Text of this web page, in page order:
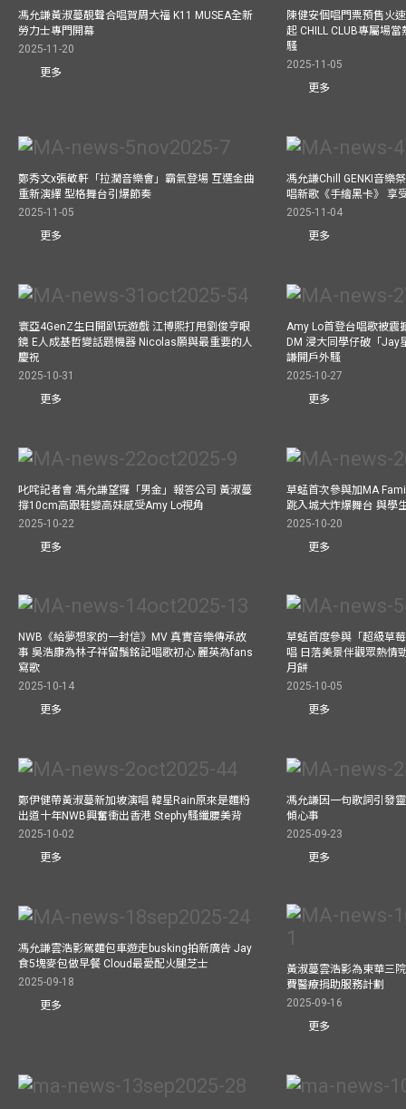
馮允謙黃淑蔓靚聲合唱賀周大福 K11 MUSEA全新
勞力士專門開幕
2025-11-20
更多
陳健安個唱門票預售火
起 CHILL CLUB專屬場
騷
2025-11-05
更多
鄭秀文x張敬軒「拉濶音樂會」霸氣登場 互選金曲
重新演繹 型格舞台引爆節奏
2025-11-05
更多
馮允謙Chill GENKI音樂
唱新歌《手繪黑卡》 享
2025-11-04
更多
寰亞4GenZ生日開趴玩遊戲 江博熙打甩劉俊亨眼
鏡 E人成基哲變話題機器 Nicolas願與最重要的人
慶祝
2025-10-31
更多
Amy Lo首登台唱歌被震
DM 浸大同學仔破「Jay
謙開戶外騷
2025-10-27
更多
叱咤記者會 馮允謙望攞「男金」報答公司 黃淑蔓
撐10cm高跟鞋變高妹感受Amy Lo視角
2025-10-22
更多
草蜢首次參與加MA
跳入城大炸爆舞台 與學
2025-10-20
更多
NWB《給夢想家的一封信》MV 真實音樂傳承故
事 吳浩康為林子祥留鬚銘記唱歌初心 麗英為fans
寫歌
2025-10-14
更多
草蜢首度參與「超級草
唱 日落美景伴觀眾熱情
月餅
2025-10-05
更多
鄭伊健帶黃淑蔓新加坡演唱 韓星Rain原來是麵粉
出道十年NWB興奮衝出香港 Stephy騷纖腰美背
2025-10-02
更多
馮允謙因一句歌詞引發
傾心事
2025-09-23
更多
馮允謙雲浩影駕麵包車遊走busking拍新廣告 Jay
食5塊麥包做早餐 Cloud最愛配火腿芝士
2025-09-18
更多
黃淑蔓雲浩影為東華三
費醫療捐助服務計劃
2025-09-16
更多